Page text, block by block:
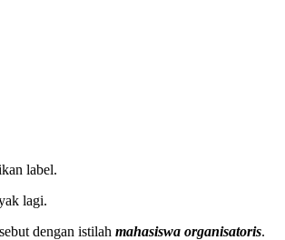
label.
lagi.
dengan istilah mahasiswa organisatoris.